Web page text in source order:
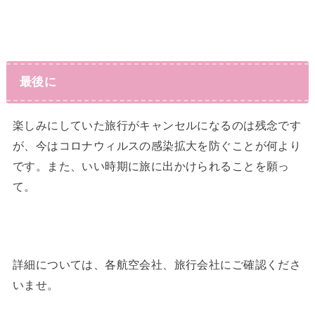
最後に
楽しみにしていた旅行がキャンセルになるのは残念です
が、今はコロナウィルスの感染拡大を防ぐことが何より
です。また、いい時期に旅に出かけられることを願っ
て。
詳細については、各航空会社、旅行会社にご確認くださ
いませ。